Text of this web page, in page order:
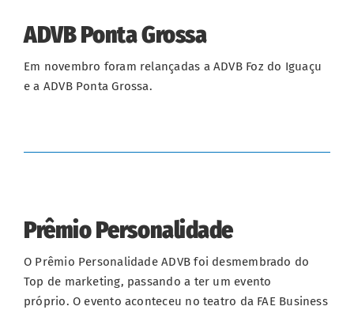
ADVB Ponta Grossa
Em novembro foram relançadas a ADVB Foz do Iguaçu
e a ADVB Ponta Grossa.
Prêmio Personalidade
O Prêmio Personalidade ADVB foi desmembrado do
Top de marketing, passando a ter um evento
próprio. O evento aconteceu no teatro da FAE Business